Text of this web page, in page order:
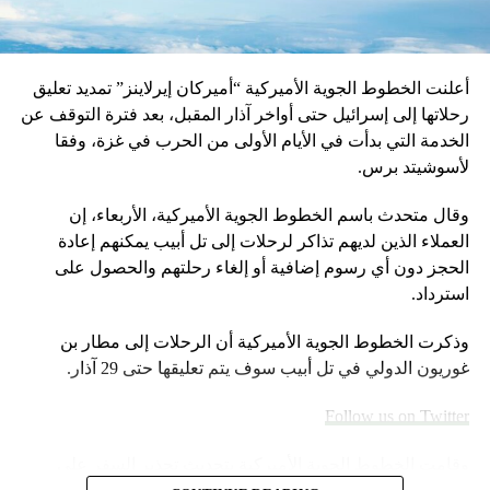
شارب بولتون
ويقول الكتاب إنه في فترة اختيار مستشار الرئيس لشؤون الأمن
القومي، رشح روجر آيلز الرئيس التنفيذي لشبكة فوكس نيوز،
سفير أميركا الأسبق للأمم المتحدة جون بولتون. ووصف آيلز
صديقه بولتون بأنه “شخص جريء ومقدام”.
اختياره، قائلا إن “شارب بولتون سيكون مشكلة”، حسب ما نشر
من مقتطفات من كتاب وولف.
ويقول الكتاب إن أحدا في حملة ترامب لم يكن يصدق أنه سيفوز،
ويضيف أن أكثر من كانوا يخافون من الفوز زوجته ميلانيا ترامب،
“انخرطت ميلانيا في البكاء، ليس من الفرحة”.
أعلنت الخطوط الجوية الأميركية “أميركان إيرلاينز” تمديد تعليق
رحلاتها إلى إسرائيل حتى أواخر آذار المقبل، بعد فترة التوقف عن
الخدمة التي بدأت في الأيام الأولى من الحرب في غزة، وفقا
لأسوشيتد برس.
وقال متحدث باسم الخطوط الجوية الأميركية، الأربعاء، إن
العملاء الذين لديهم تذاكر لرحلات إلى تل أبيب يمكنهم إعادة
الحجز دون أي رسوم إضافية أو إلغاء رحلتهم والحصول على
استرداد.
وذكرت الخطوط الجوية الأميركية أن الرحلات إلى مطار بن
غوريون الدولي في تل أبيب سوف يتم تعليقها حتى 29 آذار.
Follow us on Twitter